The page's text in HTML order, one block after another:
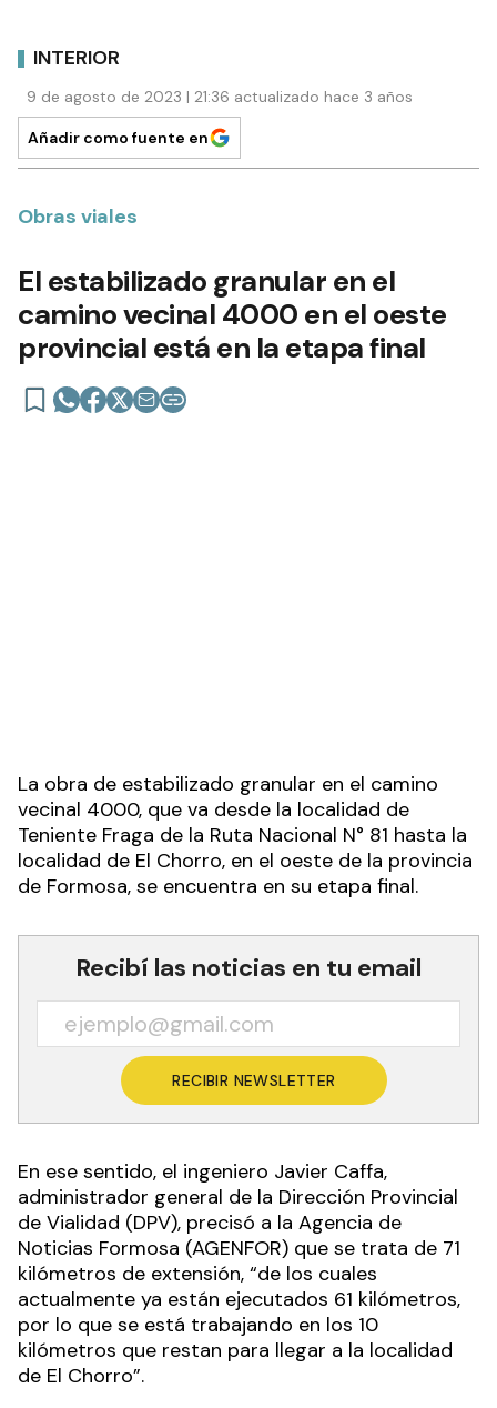
INTERIOR
9 de agosto de 2023 | 21:36 actualizado hace 3 años
Añadir como fuente en
Obras viales
El estabilizado granular en el
camino vecinal 4000 en el oeste
provincial está en la etapa final
La obra de estabilizado granular en el camino
vecinal 4000, que va desde la localidad de
Teniente Fraga de la Ruta Nacional N° 81 hasta la
localidad de El Chorro, en el oeste de la provincia
de Formosa, se encuentra en su etapa final.
Recibí las noticias en tu email
RECIBIR NEWSLETTER
En ese sentido, el ingeniero Javier Caffa,
administrador general de la Dirección Provincial
de Vialidad (DPV), precisó a la Agencia de
Noticias Formosa (AGENFOR) que se trata de 71
kilómetros de extensión, “de los cuales
actualmente ya están ejecutados 61 kilómetros,
por lo que se está trabajando en los 10
kilómetros que restan para llegar a la localidad
de El Chorro”.